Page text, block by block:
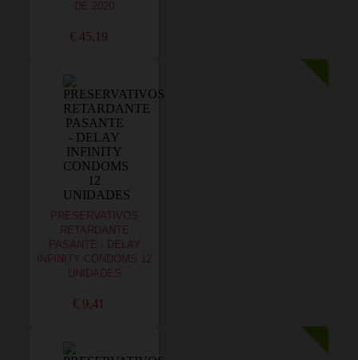
DE 2020
€ 45,19
PRESERVATIVOS
RETARDANTE
PASANTE - DELAY
INFINITY CONDOMS 12
UNIDADES
€ 9,41